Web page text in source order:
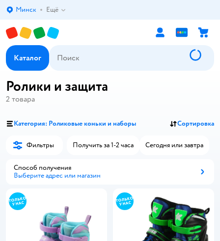
Выбор адреса доставки.
Минск Ещё
Каталог
Ролики и защита
2 товара
Категория: Роликовые коньки и наборы Сортировка
Фильтры Получить за 1-2 часа Сегодня или завтра
Способ получения
Выберите адрес или магазин